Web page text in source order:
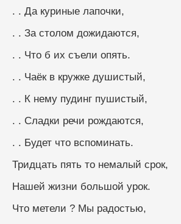
. . Да куриные лапочки,
. . За столом дожидаются,
. . Что б их съели опять.
. . Чаёк в кружке душистый,
. . К нему пудинг пушистый,
. . Сладки речи рождаются,
. . Будет что вспоминать.
Тридцать пять то немалый срок,
Нашей жизни большой урок.
Что метели ? Мы радостью,